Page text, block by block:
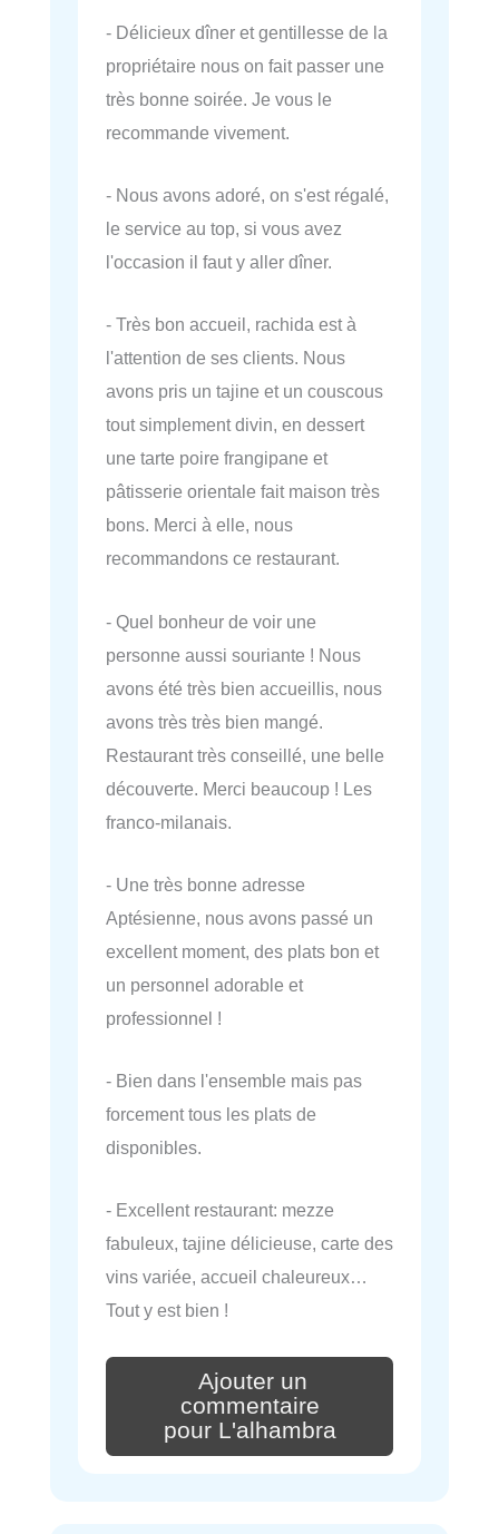
- Délicieux dîner et gentillesse de la
propriétaire nous on fait passer une
très bonne soirée. Je vous le
recommande vivement.
- Nous avons adoré, on s'est régalé,
le service au top, si vous avez
l'occasion il faut y aller dîner.
- Très bon accueil, rachida est à
l'attention de ses clients. Nous
avons pris un tajine et un couscous
tout simplement divin, en dessert
une tarte poire frangipane et
pâtisserie orientale fait maison très
bons. Merci à elle, nous
recommandons ce restaurant.
- Quel bonheur de voir une
personne aussi souriante ! Nous
avons été très bien accueillis, nous
avons très très bien mangé.
Restaurant très conseillé, une belle
découverte. Merci beaucoup ! Les
franco-milanais.
- Une très bonne adresse
Aptésienne, nous avons passé un
excellent moment, des plats bon et
un personnel adorable et
professionnel !
- Bien dans l'ensemble mais pas
forcement tous les plats de
disponibles.
- Excellent restaurant: mezze
fabuleux, tajine délicieuse, carte des
vins variée, accueil chaleureux…
Tout y est bien !
Ajouter un
commentaire
pour L'alhambra